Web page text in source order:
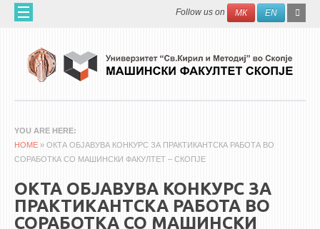
Skip to main content Search
Follow us on МК EN
ЗА НАС
60 ГОДИНИ МФ
ОРГАНИЗАЦИЈА
МАШИНСКО ИНЖЕНЕРСТВО - НАУЧНО СПИСАНИЕ
АПЛИКАТИВНА ДЕЈНОСТ
YOU ARE HERE
HOME » ОКТА ОБЈАВУВА КОНКУРС ЗА ПРАКТИКАНТСКА РАБОТА ВО
СОРАБОТКА СО МАШИНСКИ ФАКУЛТЕТ – СКОПЈЕ
ОКТА ОБЈАВУВА КОНКУРС ЗА
ПРАКТИКАНТСКА РАБОТА ВО
СОРАБОТКА СО МАШИНСКИ